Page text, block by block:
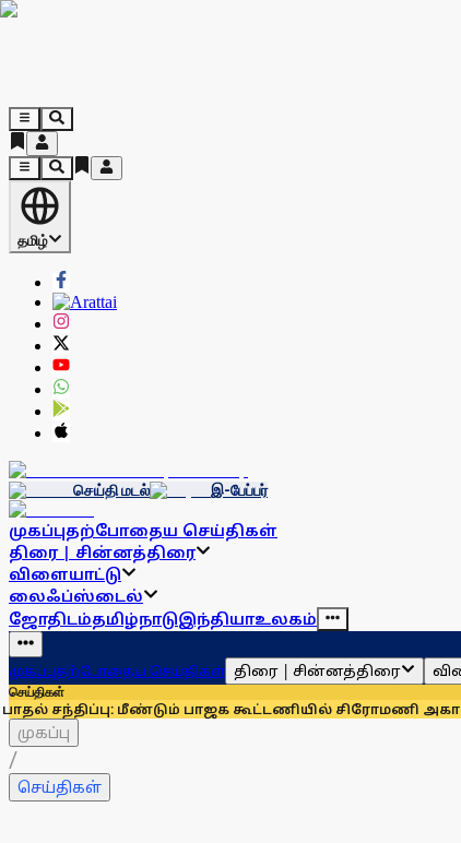
தமிழ்
செய்தி மடல் இ-பேப்பர்
முகப்புதற்போதைய செய்திகள்
திரை | சின்னத்திரை
விளையாட்டு
லைஃப்ஸ்டைல்
ஜோதிடம்தமிழ்நாடுஇந்தியாஉலகம்
முகப்புதற்போதைய செய்திகள் திரை | சின்னத்திரை
செய்திகள்
மீண்டும் பாஜக கூட்டணியில் சிரோமணி அகாலிதளம்?
முகப்பு
/
செய்திகள்